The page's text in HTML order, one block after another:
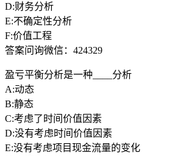
D:财务分析
E:不确定性分析
F:价值工程
答案问询微信：424329
盈亏平衡分析是一种____分析
A:动态
B:静态
C:考虑了时间价值因素
D:没有考虑时间价值因素
E:没有考虑项目现金流量的变化